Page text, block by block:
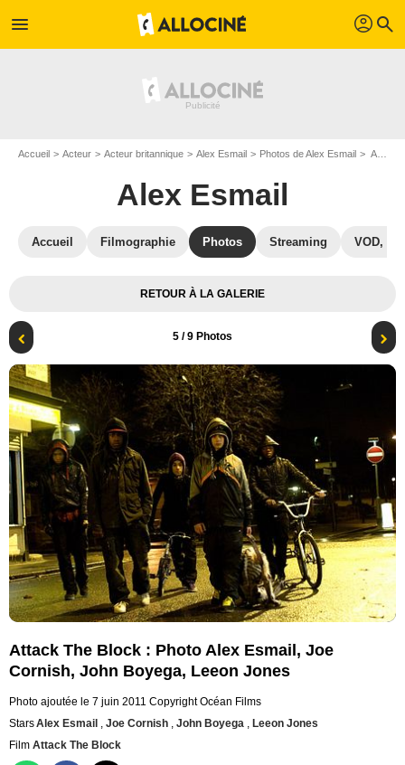
menu profil search
Accueil Acteur Acteur britannique Alex Esmail Photos de Alex Esmail Attack The Block : Photo Alex Esmail, Joe Cornish, John Boyega, Leeon Jones
Alex Esmail
Accueil Filmographie Photos Streaming VOD,
RETOUR À LA GALERIE
5 / 9 Photos
Attack The Block : Photo Alex Esmail, Joe
Cornish, John Boyega, Leeon Jones
Photo ajoutée le 7 juin 2011 Copyright Océan Films
StarsAlex Esmail , Joe Cornish , John Boyega , Leeon Jones
Film Attack The Block